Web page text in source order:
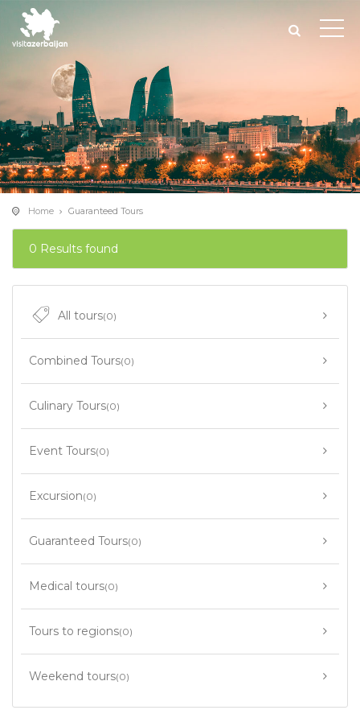
Home Guaranteed Tours
0 Results found
All tours(0)
Combined Tours(0)
Culinary Tours(0)
Event Tours(0)
Excursion(0)
Guaranteed Tours(0)
Medical tours(0)
Tours to regions(0)
Weekend tours(0)